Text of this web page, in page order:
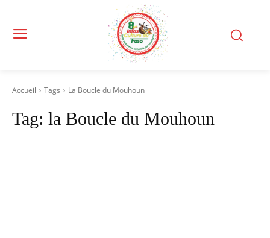
Accueil Tags La Boucle du Mouhoun
Tag: la Boucle du Mouhoun